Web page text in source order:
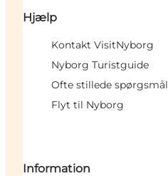
Hjælp
Kontakt VisitNyborg
Nyborg Turistguide
Ofte stillede spørgsmål
Flyt til Nyborg
Information